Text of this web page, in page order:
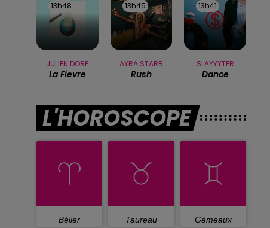
13h48
13h48
JULIEN DORE
La Fievre
13h45
13h45
AYRA STARR
Rush
13h41
13h41
SLAYYYTER
Dance
L'HOROSCOPE
Bélier Taureau Gémeaux